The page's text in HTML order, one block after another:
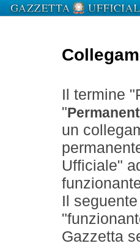
Il termine
" Permanent
un
Ufficiale"
Il
Gazzetta